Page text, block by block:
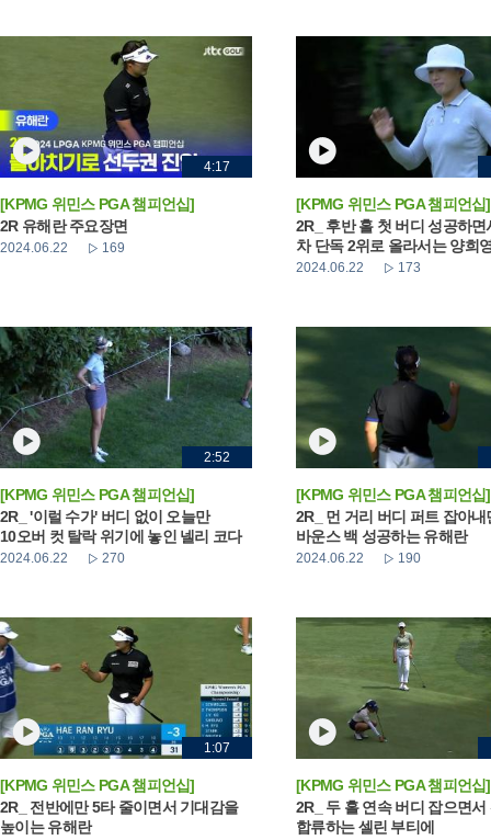
4:17
[KPMG 위민스 PGA 챔피언십]
2R 유해란 주요장면
2024.06.22 169
[KPMG 위민스 PGA 챔피언십]
2R_ 후반 홀 첫 버디 성공하면
차 단독 2위로 올라서는 양희
2024.06.22 173
2:52
[KPMG 위민스 PGA 챔피언십]
2R_ '이럴 수가' 버디 없이 오늘만
10오버 컷 탈락 위기에 놓인 넬리 코다
2024.06.22 270
[KPMG 위민스 PGA 챔피언십]
2R_ 먼 거리 버디 퍼트 잡아내
바운스 백 성공하는 유해란
2024.06.22 190
1:07
[KPMG 위민스 PGA 챔피언십]
2R_ 전반에만 5타 줄이면서 기대감을
높이는 유해란
[KPMG 위민스 PGA 챔피언십]
2R_ 두 홀 연속 버디 잡으면서
합류하는 셀린 부티에